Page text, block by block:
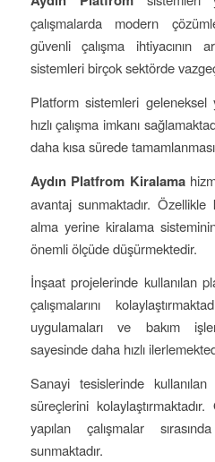
çalışmalarda modern
güvenli çalışma ihtiyacının
sistemleri birçok sektörde
Platform sistemleri
hızlı çalışma imkanı
daha kısa sürede
Aydın Platfrom Kiralama
avantaj sunmaktadır. Özellikle
alma yerine kiralama
önemli ölçüde düşürmektedir.
İnşaat projelerinde kullanılan
çalışmalarını
uygulamaları ve bakım
sayesinde daha hızlı
Sanayi tesislerinde
süreçlerini
yapılan çalışmalar
sunmaktadır.